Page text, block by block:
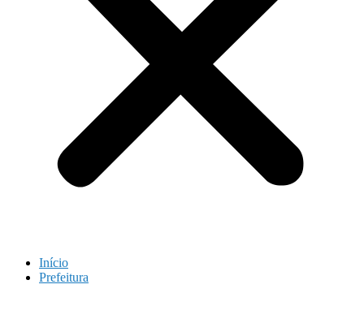
Início
Prefeitura